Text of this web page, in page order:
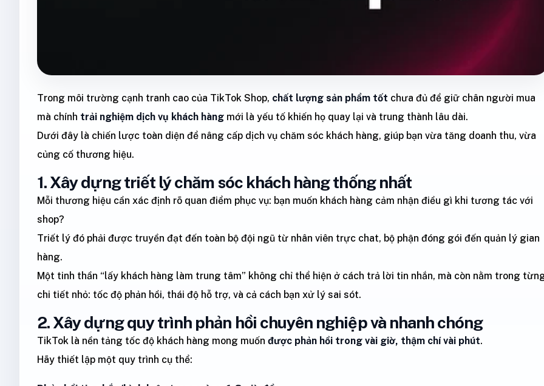
Trong môi trường cạnh tranh cao của TikTok Shop, chất lượng sản phẩm tốt chưa đủ để giữ chân người mua
mà chính trải nghiệm dịch vụ khách hàng mới là yếu tố khiến họ quay lại và trung thành lâu dài.
Dưới đây là chiến lược toàn diện để nâng cấp dịch vụ chăm sóc khách hàng, giúp bạn vừa tăng doanh thu, vừa
củng cố thương hiệu.
1. Xây dựng triết lý chăm sóc khách hàng thống nhất
Mỗi thương hiệu cần xác định rõ quan điểm phục vụ: bạn muốn khách hàng cảm nhận điều gì khi tương tác với
shop?
Triết lý đó phải được truyền đạt đến toàn bộ đội ngũ từ nhân viên trực chat, bộ phận đóng gói đến quản lý gian
hàng.
Một tinh thần “lấy khách hàng làm trung tâm” không chỉ thể hiện ở cách trả lời tin nhắn, mà còn nằm trong
chi tiết nhỏ: tốc độ phản hồi, thái độ hỗ trợ, và cả cách bạn xử lý sai sót.
2. Xây dựng quy trình phản hồi chuyên nghiệp và nhanh chóng
TikTok là nền tảng tốc độ khách hàng mong muốn được phản hồi trong vài giờ, thậm chí vài phút.
Hãy thiết lập một quy trình cụ thể: